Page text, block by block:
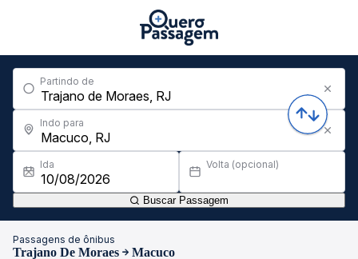
Partindo de
Indo para
Ida Volta (opcional)
Buscar Passagem
Passagens de ônibus
Trajano De Moraes Macuco